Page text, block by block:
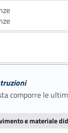
comporre le
e materiale